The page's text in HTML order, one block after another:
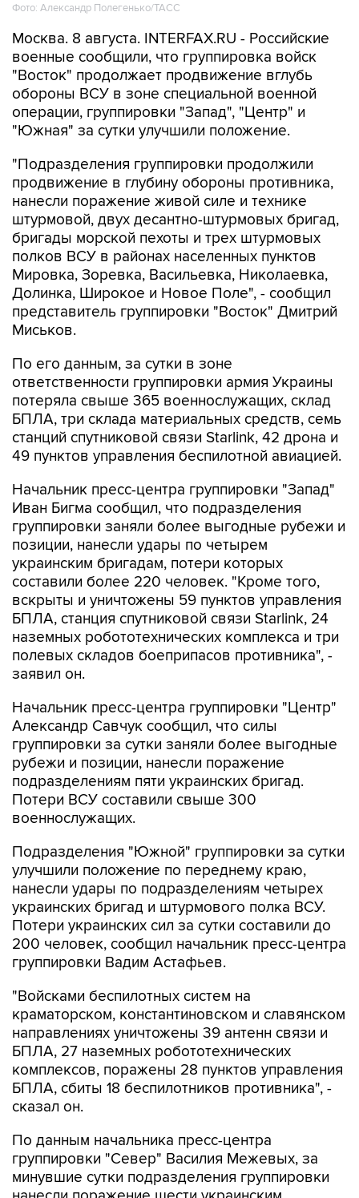
Фото: Александр Полегенько/ТАСС
Москва. 8 августа. INTERFAX.RU - Российские
военные сообщили, что группировка войск
"Восток" продолжает продвижение вглубь
обороны ВСУ в зоне специальной военной
операции, группировки "Запад", "Центр" и
"Южная" за сутки улучшили положение.
"Подразделения группировки продолжили
продвижение в глубину обороны противника,
нанесли поражение живой силе и технике
штурмовой, двух десантно-штурмовых бригад,
бригады морской пехоты и трех штурмовых
полков ВСУ в районах населенных пунктов
Мировка, Зоревка, Васильевка, Николаевка,
Долинка, Широкое и Новое Поле", - сообщил
представитель группировки "Восток" Дмитрий
Миськов.
По его данным, за сутки в зоне
ответственности группировки армия Украины
потеряла свыше 365 военнослужащих, склад
БПЛА, три склада материальных средств, семь
станций спутниковой связи Starlink, 42 дрона и
49 пунктов управления беспилотной авиацией.
Начальник пресс-центра группировки "Запад"
Иван Бигма сообщил, что подразделения
группировки заняли более выгодные рубежи и
позиции, нанесли удары по четырем
украинским бригадам, потери которых
составили более 220 человек. "Кроме того,
вскрыты и уничтожены 59 пунктов управления
БПЛА, станция спутниковой связи Starlink, 24
наземных робототехнических комплекса и три
полевых складов боеприпасов противника", -
заявил он.
Начальник пресс-центра группировки "Центр"
Александр Савчук сообщил, что силы
группировки за сутки заняли более выгодные
рубежи и позиции, нанесли поражение
подразделениям пяти украинских бригад.
Потери ВСУ составили свыше 300
военнослужащих.
Подразделения "Южной" группировки за сутки
улучшили положение по переднему краю,
нанесли удары по подразделениям четырех
украинских бригад и штурмового полка ВСУ.
Потери украинских сил за сутки составили до
200 человек, сообщил начальник пресс-центра
группировки Вадим Астафьев.
"Войсками беспилотных систем на
краматорском, константиновском и славянском
направлениях уничтожены 39 антенн связи и
БПЛА, 27 наземных робототехнических
комплексов, поражены 28 пунктов управления
БПЛА, сбиты 18 беспилотников противника", -
сказал он.
По данным начальника пресс-центра
группировки "Север" Василия Межевых, за
минувшие сутки подразделения группировки